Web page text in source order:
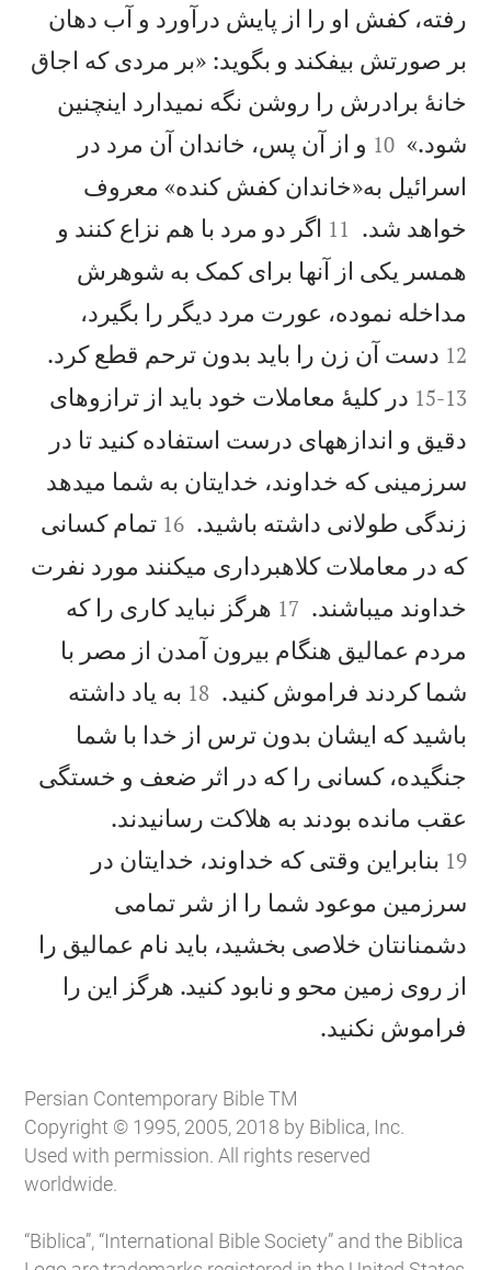
رفته، كفش او را از پايش درآورد و آب دهان
بر صورتش بيفکند و بگويد: «بر مردی كه اجاق
خانهٔ برادرش را روشن نگه نمیدارد اينچنين
شود.»

10 و از آن پس، خاندان آن مرد در
اسرائيل به«خاندان كفش كنده» معروف
خواهد شد. 

11 اگر دو مرد با هم نزاع كنند و
همسر يكی از آنها برای كمک به شوهرش
مداخله نموده، عورت مرد ديگر را بگيرد،
12 دست آن زن را بايد بدون ترحم قطع كرد.
13
-
15 در كليهٔ معاملات خود بايد از ترازوهای
دقيق و اندازههای درست استفاده كنيد تا در
سرزمينی كه خداوند، خدايتان به شما میدهد
زندگی طولانی داشته باشيد. 

16 تمام كسانی
كه در معاملات کلاهبرداری میكنند مورد نفرت
خداوند میباشند. 

17 هرگز نبايد كاری را كه
مردم عماليق هنگام بيرون آمدن از مصر با
شما كردند فراموش كنيد. 

18 به ياد داشته
باشيد كه ايشان بدون ترس از خدا با شما
جنگيده، كسانی را كه در اثر ضعف و خستگی
عقب مانده بودند به هلاكت رسانيدند.
19 بنابراين وقتی كه خداوند، خدايتان در
سرزمين موعود شما را از شر تمامی
دشمنانتان خلاصی بخشيد، بايد نام عماليق را
از روی زمين محو و نابود كنيد. هرگز اين را
فراموش نكنيد.
Persian Contemporary Bible TM
Copyright © 1995, 2005, 2018 by Biblica, Inc.
Used with permission. All rights reserved
worldwide.
“Biblica”, “International Bible Society” and the Biblica